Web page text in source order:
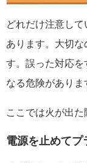
どれだけ注意し
あります。大切な
す。誤った対応を
なる危険がありま
ここでは火が出た
電源を止めてプ